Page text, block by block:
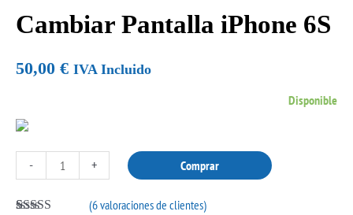
Cambiar Pantalla iPhone 6S
50,00 € IVA Incluido
Disponible
-
Cambiar
iPhone
cantidad
+ Comprar
(6valoraciones de clientes)